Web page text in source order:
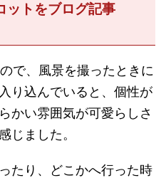
ットをブログ記事
で、風景を撮ったときに
り込んでいると、個性が
かい雰囲気が可愛らしさ
じました。
たり、どこかへ行った時